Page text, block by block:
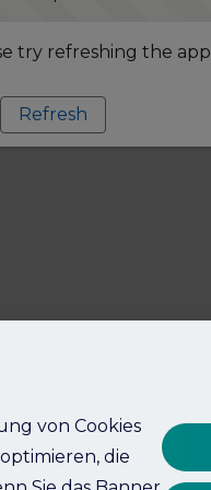
try refreshing the app
Refresh
von Cookies
die